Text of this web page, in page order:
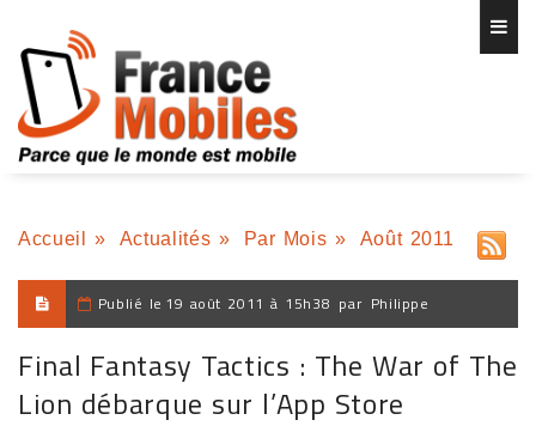
Accueil » Actualités » Par Mois » Août 2011
Publié le 19 août 2011 à 15h38 par Philippe
Final Fantasy Tactics : The War of The
Lion débarque sur l’App Store